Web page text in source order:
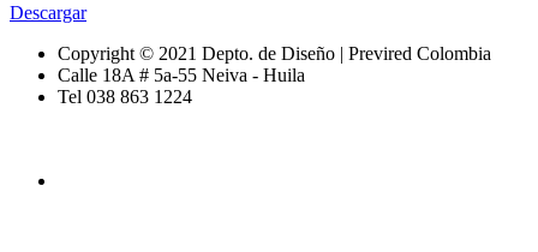
Descargar
Copyright © 2021 Depto. de Diseño | Previred Colombia
Calle 18A # 5a-55 Neiva - Huila
Tel 038 863 1224